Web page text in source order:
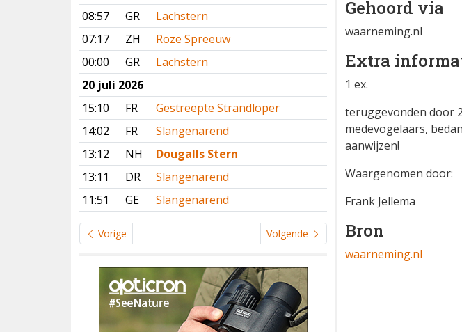
08:57
GR
Lachstern
07:17
ZH
Roze Spreeuw
00:00
GR
Lachstern
20 juli 2026
15:10
FR
Gestreepte Strandloper
14:02
FR
Slangenarend
13:12
NH
Dougalls Stern
13:11
DR
Slangenarend
11:51
GE Slangenarend
Vorige Volgende
Gehoord via
waarneming.nl
Extra
1 ex.
teruggevonden door 2
medevogelaars,
aanwijzen!
Waargenomen door:
Frank Jellema
Bron
waarneming.nl